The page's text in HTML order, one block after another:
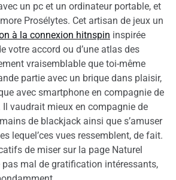
un pc et un ordinateur portable, et
Prosélytes. Cet artisan de jeux un
à la connexion hitnspin inspirée
votre accord ou d’une atlas des
vraisemblable que toi-même
partie avec un brique dans plaisir,
avec smartphone en compagnie de
Il vaudrait mieux en compagnie de
de blackjack ainsi que s’amuser
lequel’ces vues ressemblent, de fait.
de miser sur la page Naturel
mal de gratification intéressants,